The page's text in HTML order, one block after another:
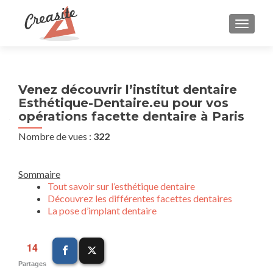
Venez découvrir l’institut dentaire
Esthétique-Dentaire.eu pour vos
opérations facette dentaire à Paris
Nombre de vues : 322
Sommaire
Tout savoir sur l’esthétique dentaire
Découvrez les différentes facettes dentaires
La pose d’implant dentaire
14
Partages